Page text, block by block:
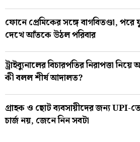
ফোনে প্রেমিকের সঙ্গে বাগবিতণ্ডা,
দেখে আঁতকে উঠল পরিবার
ট্রাইব্যুনালের বিচারপতির নিরাপত্তা
কী বলল শীর্ষ আদালত?
গ্রাহক ও ছোট ব্যবসায়ীদের জন্য UPI-
চার্জ নয়, জেনে নিন সবটা